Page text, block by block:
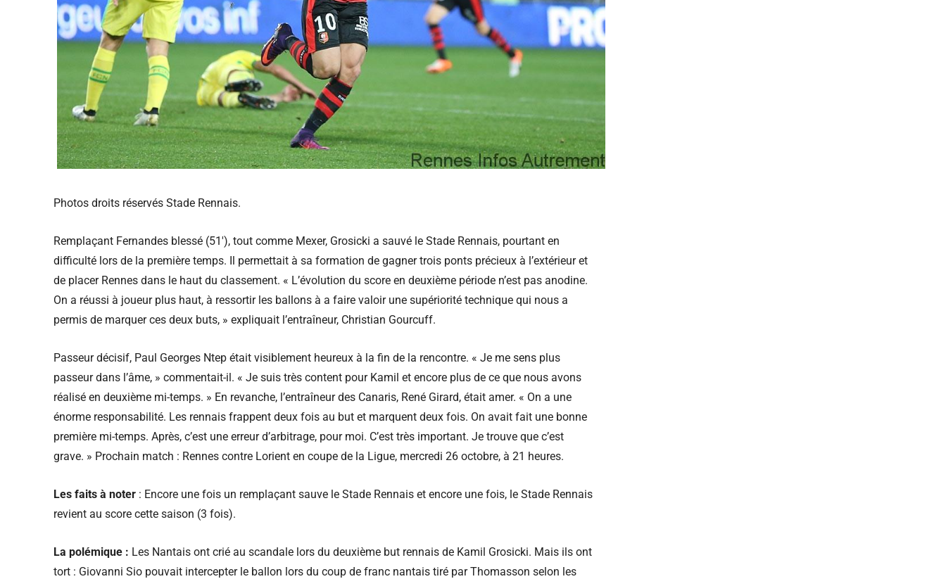
Photos droits réservés Stade Rennais.
Remplaçant Fernandes blessé (51′), tout comme Mexer, Grosicki a sauvé le Stade Rennais, pourtant en
difficulté lors de la première temps. Il permettait à sa formation de gagner trois ponts précieux à l’extérieur et
de placer Rennes dans le haut du classement. « L’évolution du score en deuxième période n’est pas anodine.
On a réussi à joueur plus haut, à ressortir les ballons à a faire valoir une supériorité technique qui nous a
permis de marquer ces deux buts, » expliquait l’entraîneur, Christian Gourcuff.
Passeur décisif, Paul Georges Ntep était visiblement heureux à la fin de la rencontre. « Je me sens plus
passeur dans l’âme, » commentait-il. « Je suis très content pour Kamil et encore plus de ce que nous avons
réalisé en deuxième mi-temps. » En revanche, l’entraîneur des Canaris, René Girard, était amer. « On a une
énorme responsabilité. Les rennais frappent deux fois au but et marquent deux fois. On avait fait une bonne
première mi-temps. Après, c’est une erreur d’arbitrage, pour moi. C’est très important. Je trouve que c’est
grave. » Prochain match : Rennes contre Lorient en coupe de la Ligue, mercredi 26 octobre, à 21 heures.
Les faits à noter : Encore une fois un remplaçant sauve le Stade Rennais et encore une fois, le Stade Rennais
revient au score cette saison (3 fois).
La polémique : Les Nantais ont crié au scandale lors du deuxième but rennais de Kamil Grosicki. Mais ils ont
tort : Giovanni Sio pouvait intercepter le ballon lors du coup de franc nantais tiré par Thomasson selon les